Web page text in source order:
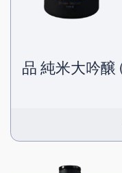
品 純米大吟醸